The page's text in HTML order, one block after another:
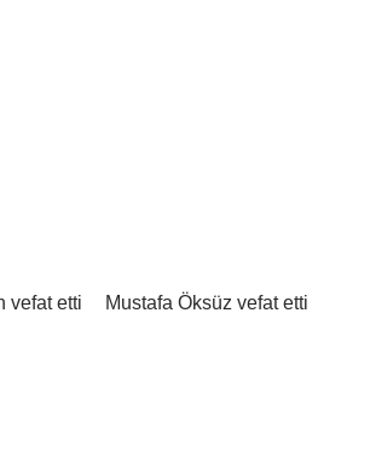
vefat etti Mustafa Öksüz vefat etti